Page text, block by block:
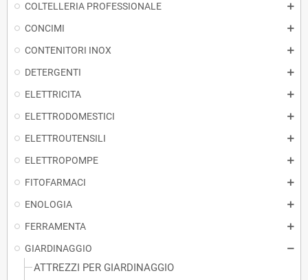
COLTELLERIA PROFESSIONALE
CONCIMI
CONTENITORI INOX
DETERGENTI
ELETTRICITA
ELETTRODOMESTICI
ELETTROUTENSILI
ELETTROPOMPE
FITOFARMACI
ENOLOGIA
FERRAMENTA
GIARDINAGGIO
ATTREZZI PER GIARDINAGGIO